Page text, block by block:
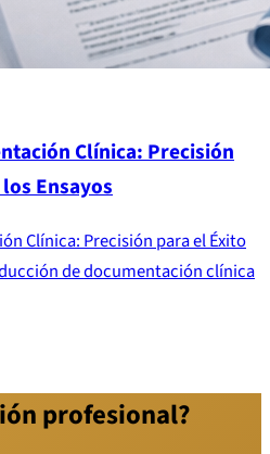
Clínica: Precisión
Ensayos
Clínica: Precisión para el Éxito
de documentación clínica
profesional?